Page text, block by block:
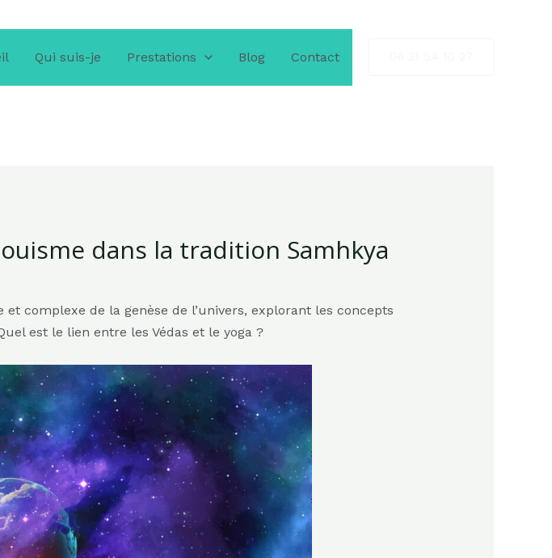
Qui suis-je Prestations Blog Contact
dans la tradition Samhkya
complexe de la genèse de l’univers, explorant les concepts
est le lien entre les Védas et le yoga ?